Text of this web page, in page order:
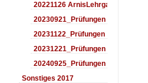
20221126 ArnisLehrgang
20230921_Prüfungen
20231122_Prüfungen
20231221_Prüfungen
20240925_Prüfungen
Sonstiges 2017